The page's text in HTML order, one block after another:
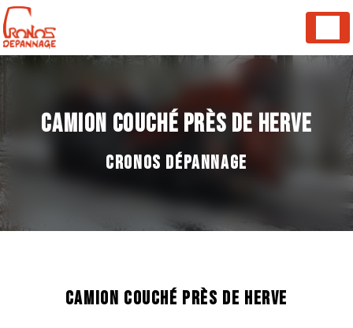
CAMION COUCHÉ PRÈS DE HERVE
CRONOS DÉPANNAGE
CAMION COUCHÉ PRÈS DE HERVE
Panneau de gestion des cookies